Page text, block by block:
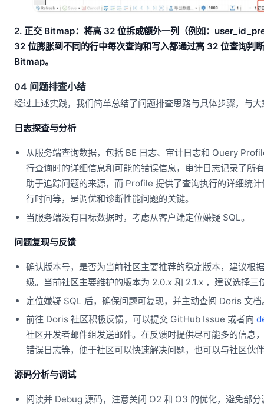
2. 正交 Bitmap：将高 32 位拆成额外一列（例如：
32 位膨胀到不同的行中每次查询和写入都通过高 32 位查询判
Bitmap。
04 问题排查小结
经过上述实践，我们简单总结了问题排查思路与具体步骤，与
日志探查与分析
从服务端查询数据，包括 BE 日志、审计日志和 Query
行查询时的详细信息和可能的错误信息，审计日志记录了所
助于追踪问题的来源，而 Profile 提供了查询执行的详细统
行时间等，是调优和诊断性能问题的关键。
当服务端没有目标数据时，考虑从客户端定位嫌疑 SQL。
问题复现与反馈
确认版本号，是否为当前社区主要推荐的稳定版本，建议根
级。当前社区主要维护的版本为 2.0.x 和 2.1.x ，建议选择三
定位嫌疑 SQL 后，确保问题可复现，并主动查阅 Doris 文档
前往 Doris 社区积极反馈，可以提交 GitHub Issue 或者向
社区开发者邮件组发送邮件。在反馈时提供尽可能多的信息
错误日志等，便于社区可以快速解决问题，也可以与社区伙
源码分析与调试
阅读并 Debug 源码，注意关闭 O2 和 O3 的优化，避免部